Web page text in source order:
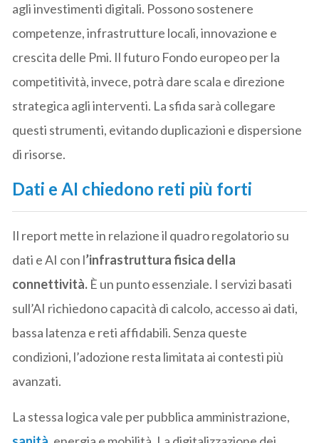
agli investimenti digitali. Possono sostenere
competenze, infrastrutture locali, innovazione e
crescita delle Pmi. Il futuro Fondo europeo per la
competitività, invece, potrà dare scala e direzione
strategica agli interventi. La sfida sarà collegare
questi strumenti, evitando duplicazioni e dispersione
di risorse.
Dati e AI chiedono reti più forti
Il report mette in relazione il quadro regolatorio su
dati e AI con l’infrastruttura fisica della
connettività. È un punto essenziale. I servizi basati
sull’AI richiedono capacità di calcolo, accesso ai dati,
bassa latenza e reti affidabili. Senza queste
condizioni, l’adozione resta limitata ai contesti più
avanzati.
La stessa logica vale per pubblica amministrazione,